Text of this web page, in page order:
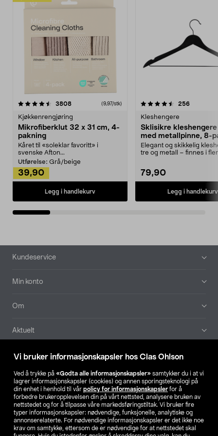
Vi bruker informasjonskapsler hos Clas Ohlson
Ved å trykke på «Godta alle informasjonskapsler» samtykker du i at vi
lagrer informasjonskapsler (cookies) og annen sporingsteknologi på
din enhet i henhold til vår policy for informasjonskapsler for å
forbedre brukeropplevelsen din på vårt nettsted, analysere bruken av
nettstedet og for å tilpasse våre markedsføringstiltak. Vi bruker fire
typer informasjonskapsler: nødvendige, funksjonelle, analytiske og
annonserelaterte. For nødvendige informasjonskapsler er det ikke noe
krav om samtykke, ettersom de er nødvendige for at nettstedet skal
3808anmeldelser(9,97/stk)
Kjøkkenrengjøring
Mikrofiberklut 32 x 31 cm, 4-
pakning
Kåret til «soleklar favoritt» i
svenske Afton...
Utførelse: Grå/beige
39,90
Legg i handlekurv
4.5av 5 stjerner 256
Kleshengere
Sklisikre
med metallpinne, 8-
Elegant og skikkelig
tre og metall – finnes i
79,90
Legg i handlekurv
4.5av 5 stjerner
Bunntekst
Kundeservice
Min konto
Om
Aktuelt
Våre selskaper
Finn din butikk
SE NO FI